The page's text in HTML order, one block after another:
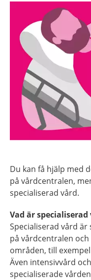
Du kan få hjälp med
på vårdcentralen,
specialiserad vård.
Vad är specialiserad
Specialiserad vård
på vårdcentralen
områden, till
Även intensivvård
specialiserade